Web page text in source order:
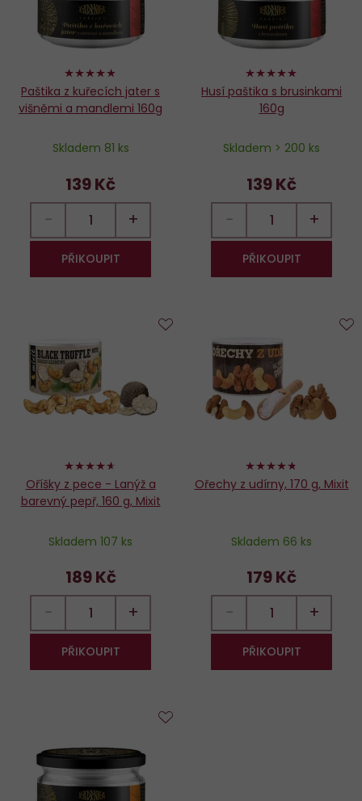
96%
Paštika z kuřecích jater s
višněmi a mandlemi 160g
Skladem 81 ks
139 Kč
− +
PŘIKOUPIT
98%
Husí paštika s brusinkami
160g
Skladem > 200 ks
139 Kč
− +
PŘIKOUPIT
92%
Oříšky z pece - Lanýž a
barevný pepř, 160 g, Mixit
Skladem 107 ks
189 Kč
− +
PŘIKOUPIT
oblíbených
94%
Ořechy z udírny, 170 g, Mixit
Skladem 66 ks
179 Kč
− +
PŘIKOUPIT